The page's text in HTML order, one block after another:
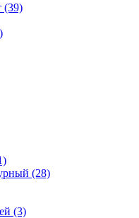
(39)
(28)
(3)